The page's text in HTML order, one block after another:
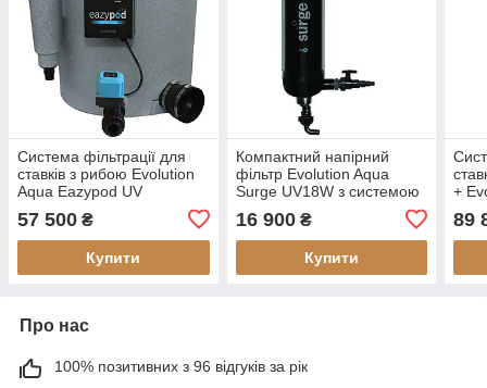
Система фільтрації для
ставків з рибою Evolution
Aqua Eazypod UV
(сірий)
57 500 ₴
Купити
Компактний напірний
фільтр Evolution Aqua
Surge UV18W з системою
16 900₴
Купити
+
89
Про нас
100% позитивних з 96 відгуків за рік